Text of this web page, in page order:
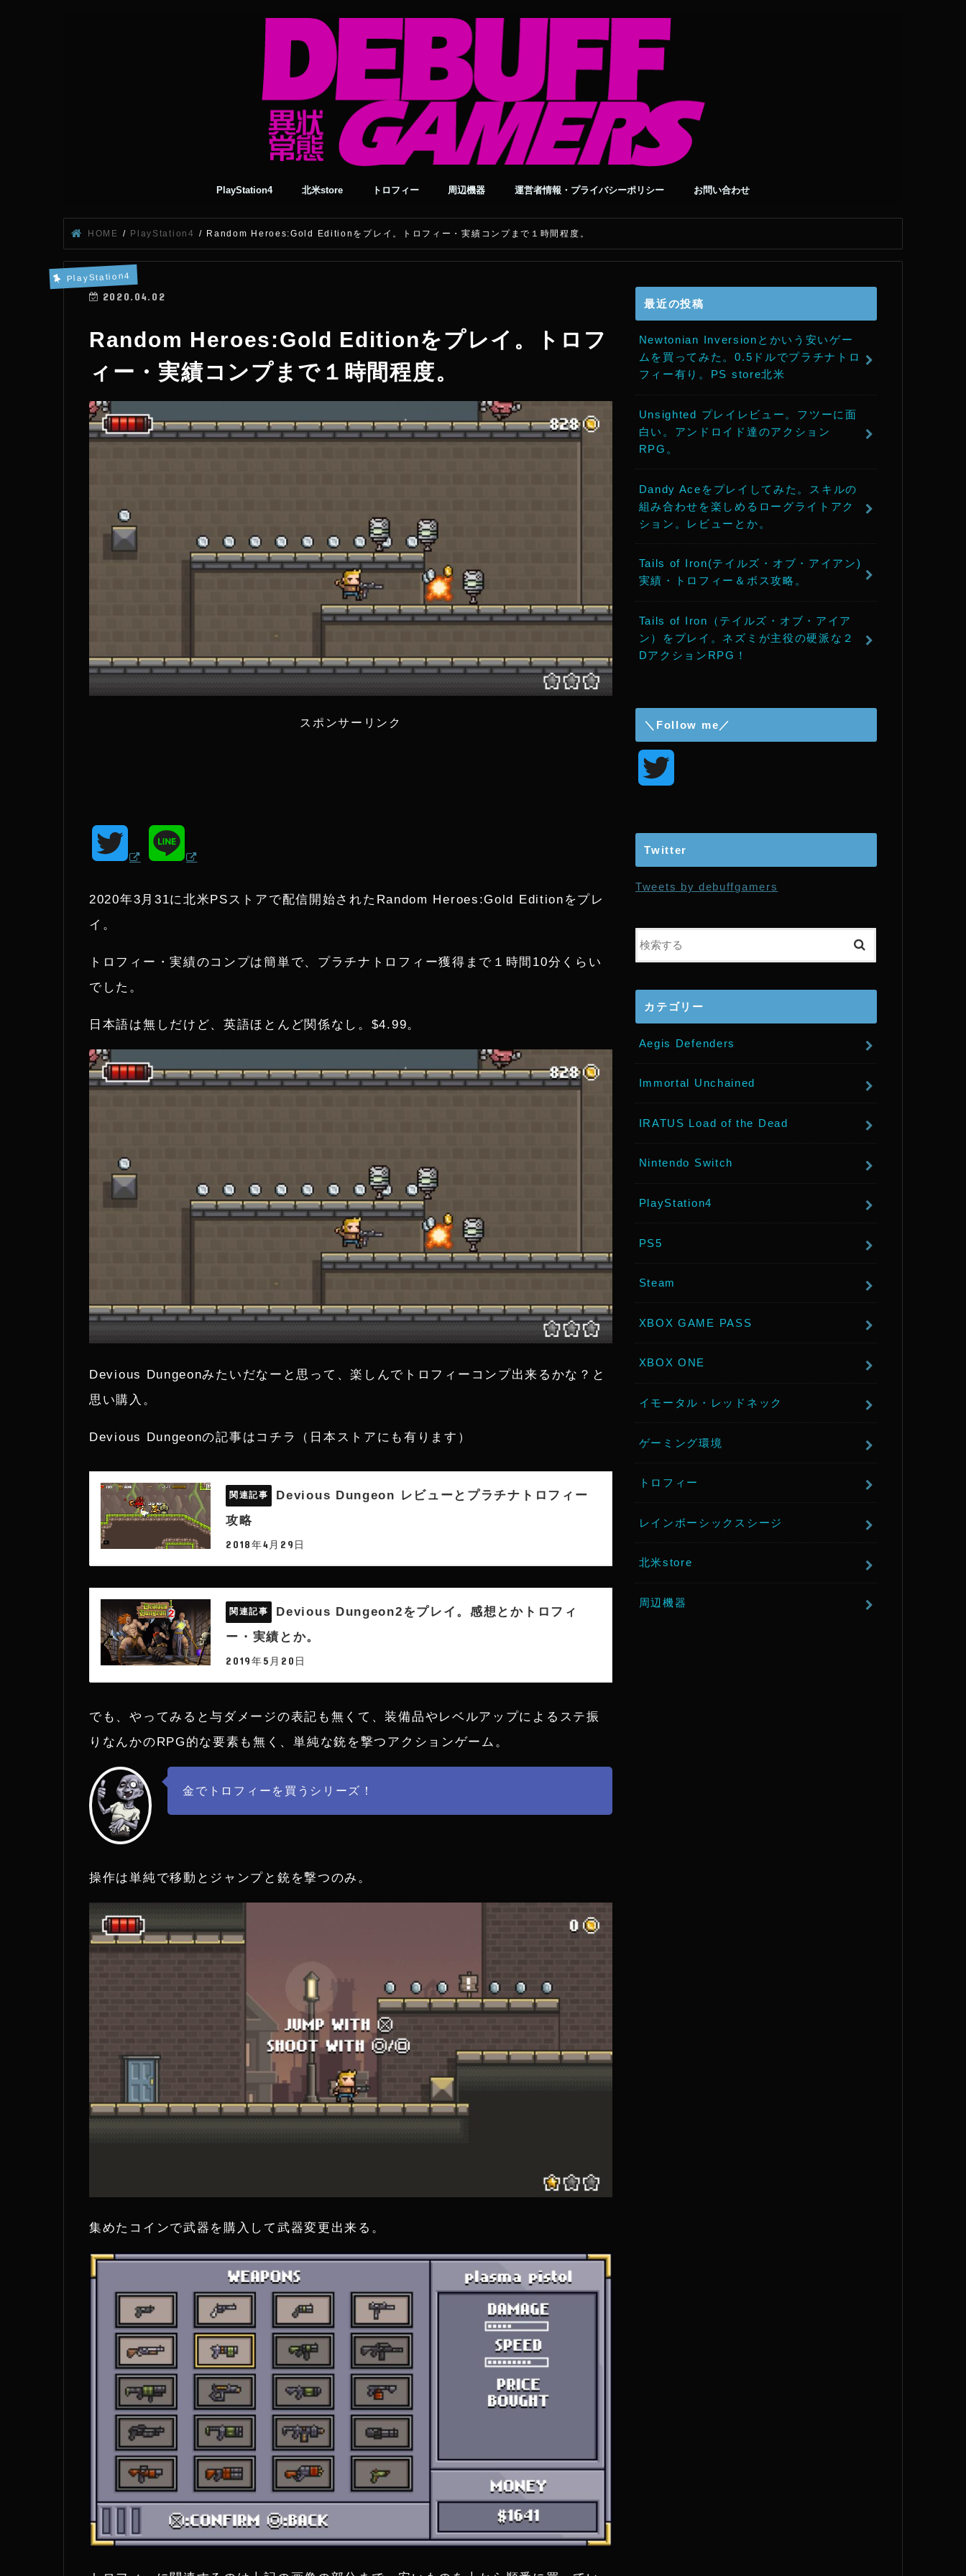
PlayStation4 北米store トロフィー 周辺機器 運営者情報・プライバシーポリシー お問い合わせ
HOME PlayStation4 Random Heroes:Gold Editionをプレイ。トロフィー・実績コンプまで１時間程度。
PlayStation4
2020.04.02
Random Heroes:Gold Editionをプレイ。トロフ
ィー・実績コンプまで１時間程度。
スポンサーリンク
e
2020年3月31に北米PSストアで配信開始されたRandom Heroes:Gold Editionをプレ
イ。
トロフィー・実績のコンプは簡単で、プラチナトロフィー獲得まで１時間10分くらい
でした。
日本語は無しだけど、英語ほとんど関係なし。$4.99。
Devious Dungeonみたいだなーと思って、楽しんでトロフィーコンプ出来るかな？と
思い購入。
Devious Dungeonの記事はコチラ（日本ストアにも有ります）
Devious Dungeon レビューとプラチナトロフィー
攻略
2018年4月29日
Devious Dungeon2をプレイ。感想とかトロフィ
ー・実績とか。
2019年5月20日
でも、やってみると与ダメージの表記も無くて、装備品やレベルアップによるステ振
りなんかのRPG的な要素も無く、単純な銃を撃つアクションゲーム。
金でトロフィーを買うシリーズ！
操作は単純で移動とジャンプと銃を撃つのみ。
集めたコインで武器を購入して武器変更出来る。
最近の投稿
Newtonian Inversionとかいう安いゲー
ムを買ってみた。0.5ドルでプラチナトロ
フィー有り。PS store北米
Unsighted プレイレビュー。フツーに面
白い。アンドロイド達のアクション
RPG。
Dandy Aceをプレイしてみた。スキルの
組み合わせを楽しめるローグライトアク
ション。レビューとか。
Tails of Iron(テイルズ・オブ・アイアン)
実績・トロフィー＆ボス攻略。
Tails of Iron（テイルズ・オブ・アイア
ン）をプレイ。ネズミが主役の硬派な２
DアクションRPG！
＼Follow me／
e
Twitter
Tweets by debuffgamers
カテゴリー
Aegis Defenders
Immortal Unchained
IRATUS Load of the Dead
Nintendo Switch
PlayStation4
PS5
Steam
XBOX GAME PASS
XBOX ONE
イモータル・レッドネック
ゲーミング環境
トロフィー
レインボーシックスシージ
北米store
周辺機器